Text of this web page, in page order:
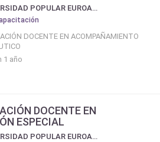
UPEA UNIVERSIDAD POPULAR EUROAMERICANA
DOCENTE EN ACOMPAÑAMIENTO
1 año
DOCENTE EN
ESPECIAL
UPEA UNIVERSIDAD POPULAR EUROAMERICANA